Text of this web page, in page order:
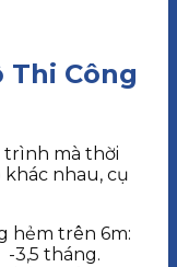
Thi Công
trình mà thời
nhau, cụ
hẻm trên 6m:
3,5 tháng.